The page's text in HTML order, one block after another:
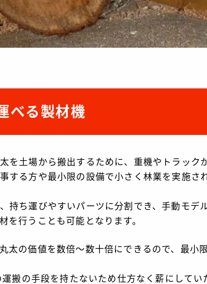
べる製材機
を土場から搬出するために、重機やトラック
する方や最小限の設備で小さく林業を実施
持ち運びやすいパーツに分割でき、手動モ
を行うことも可能となります。
太の価値を数倍～数十倍にできるので、最小
搬の手段を持たないため仕方なく薪にしてい